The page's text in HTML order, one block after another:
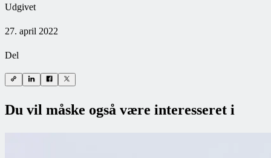
Udgivet
27. april 2022
Del
Du vil måske også være interesseret i